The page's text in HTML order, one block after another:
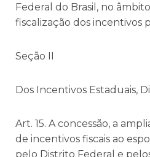
Federal do Brasil, no
fiscalização dos incentivos
Seção II
Dos Incentivos Estaduais,
Art. 15. A concessão, a
de incentivos fiscais ao
pelo Distrito Federal e